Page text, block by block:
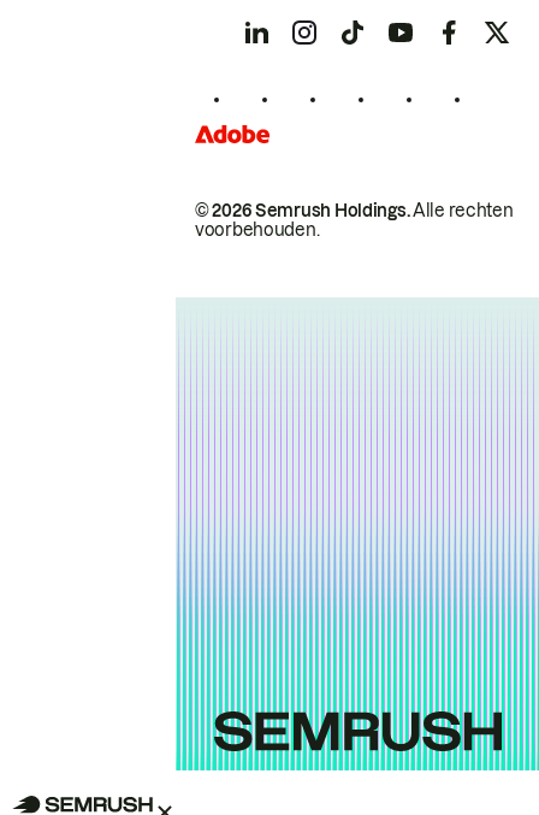
© 2026 Semrush Holdings.Alle rechten
voorbehouden.